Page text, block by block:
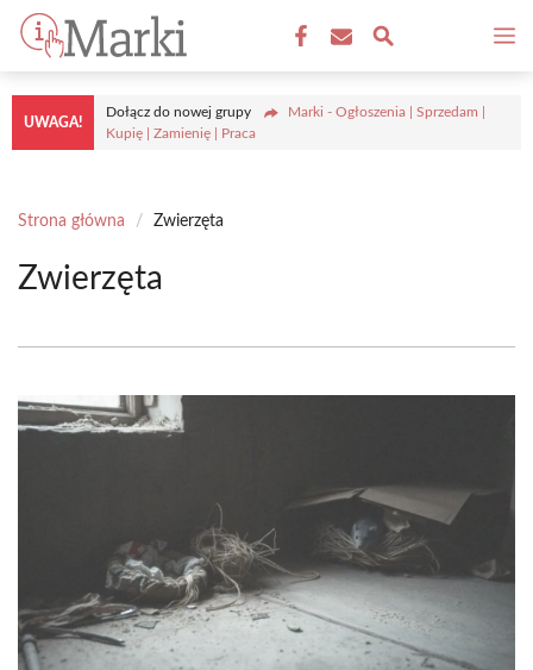
Przejdź
treści
UWAGA!
Dołącz do nowej grupy
Marki - Ogłoszenia | Sprzedam |
Kupię | Zamienię | Praca
Strona główna / Zwierzęta
Zwierzęta